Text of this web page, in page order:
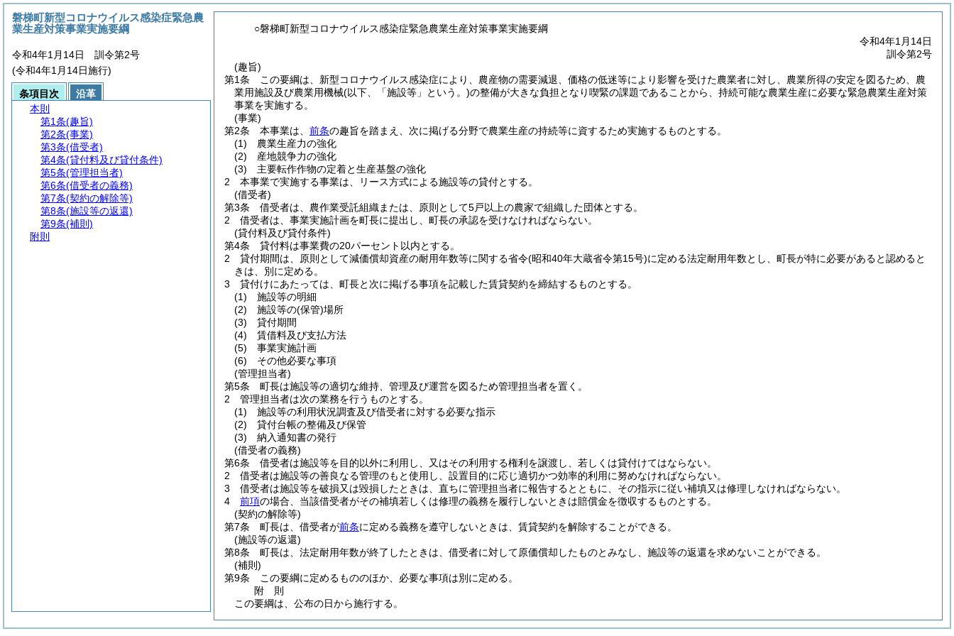
○磐梯町新型コロナウイルス感染症緊急農業生産対策事業実施要綱
令和4年1月14日
訓令第2号
(趣旨)
第1条
この要綱は、新型コロナウイルス感染症により、農産物の需要減退、価格の低迷等により影響を受けた農業者に対し、農業所得の安定を図るため、農
業用施設及び農業用機械(以下、「施設等」という。)の整備が大きな負担となり喫緊の課題であることから、持続可能な農業生産に必要な緊急農業生産対策
事業を実施する。
(事業)
第2条
本事業は、 前条の趣旨を踏まえ、次に掲げる分野で農業生産の持続等に資するため実施するものとする。
(1)
農業生産力の強化
(2)
産地競争力の強化
(3)
主要転作作物の定着と生産基盤の強化
2
本事業で実施する事業は、リース方式による施設等の貸付とする。
(借受者)
第3条
借受者は、農作業受託組織または、原則として5戸以上の農家で組織した団体とする。
2
借受者は、事業実施計画を町長に提出し、町長の承認を受けなければならない。
(貸付料及び貸付条件)
第4条
貸付料は事業費の20パーセント以内とする。
2
貸付期間は、原則として減価償却資産の耐用年数等に関する省令(昭和40年大蔵省令第15号)に定める法定耐用年数とし、町長が特に必要があると認めると
きは、別に定める。
3
貸付けにあたっては、町長と次に掲げる事項を記載した賃貸契約を締結するものとする。
(1)
施設等の明細
(2)
施設等の(保管)場所
(3)
貸付期間
(4)
賃借料及び支払方法
(5)
事業実施計画
(6)
その他必要な事項
(管理担当者)
第5条
町長は施設等の適切な維持、管理及び運営を図るため管理担当者を置く。
2
管理担当者は次の業務を行うものとする。
(1)
施設等の利用状況調査及び借受者に対する必要な指示
(2)
貸付台帳の整備及び保管
(3)
納入通知書の発行
(借受者の義務)
第6条
借受者は施設等を目的以外に利用し、又はその利用する権利を譲渡し、若しくは貸付けてはならない。
2
借受者は施設等の善良なる管理のもと使用し、設置目的に応じ適切かつ効率的利用に努めなければならない。
3
借受者は施設等を破損又は毀損したときは、直ちに管理担当者に報告するとともに、その指示に従い補填又は修理しなければならない。
4
前項の場合、当該借受者がその補填若しくは修理の義務を履行しないときは賠償金を徴収するものとする。
(契約の解除等)
第7条
町長は、借受者が前条に定める義務を遵守しないときは、賃貸契約を解除することができる。
(施設等の返還)
第8条
町長は、法定耐用年数が終了したときは、借受者に対して原価償却したものとみなし、施設等の返還を求めないことができる。
(補則)
第9条
この要綱に定めるもののほか、必要な事項は別に定める。
附 則
この要綱は、公布の日から施行する。
磐梯町新型コロナウイルス感染症緊急農
業生産対策事業実施要綱
令和4年1月14日 訓令第2号
(令和4年1月14日施行)
条項目次
沿革
本則
第1条(趣旨)
第2条(事業)
第3条(借受者)
第4条(貸付料及び貸付条件)
第5条(管理担当者)
第6条(借受者の義務)
第7条(契約の解除等)
第8条(施設等の返還)
第9条(補則)
附則